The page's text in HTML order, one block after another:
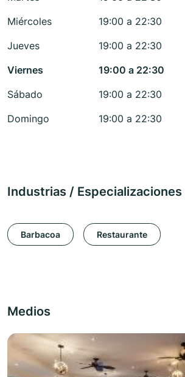
Miércoles
19:00 a 22:30
Jueves
19:00 a 22:30
Viernes
19:00 a 22:30
Sábado
19:00 a 22:30
Domingo
19:00 a 22:30
Industrias / Especializaciones
Barbacoa Restaurante
Medios